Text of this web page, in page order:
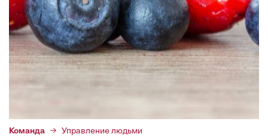
Команда Управление людьми